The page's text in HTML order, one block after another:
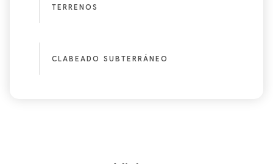
TERRENOS
CLABEADO SUBTERRÁNEO